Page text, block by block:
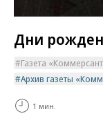
Дни
Газета
Архив газеты
1 мин.